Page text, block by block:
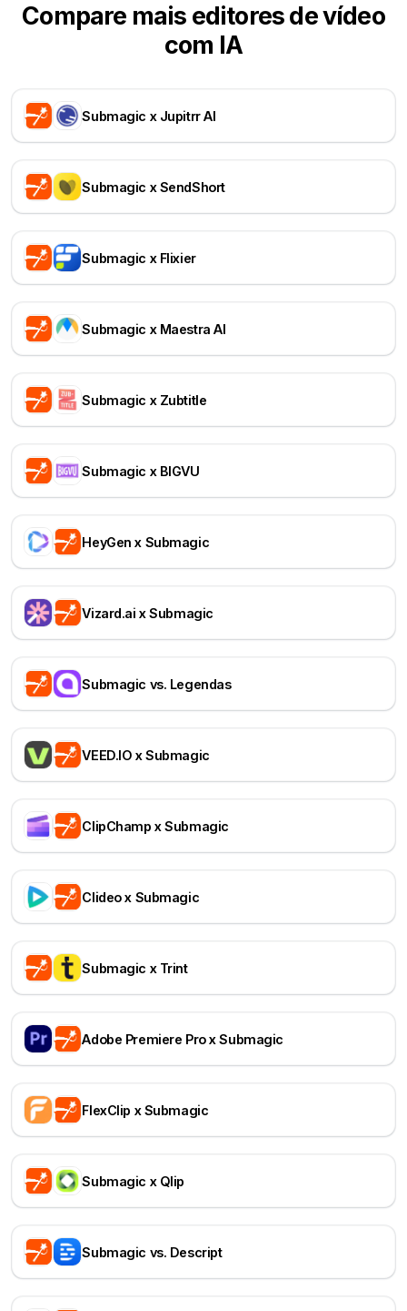
Compare mais editores de vídeo
com IA
Submagic x Jupitrr AI
Submagic x SendShort
Submagic x Flixier
Submagic x Maestra AI
Submagic x Zubtitle
Submagic x BIGVU
HeyGen x Submagic
Vizard.ai x Submagic
Submagic vs. Legendas
VEED.IO x Submagic
ClipChamp x Submagic
Clideo x Submagic
Submagic x Trint
Adobe Premiere Pro x Submagic
FlexClip x Submagic
Submagic x Qlip
Submagic vs. Descript